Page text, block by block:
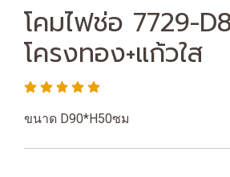
โคมไฟช่อ 7729-
โครงทอง+แก้วใส
ขนาด D90*H50ซม